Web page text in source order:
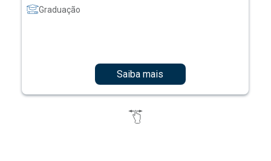
Graduação
Saiba mais